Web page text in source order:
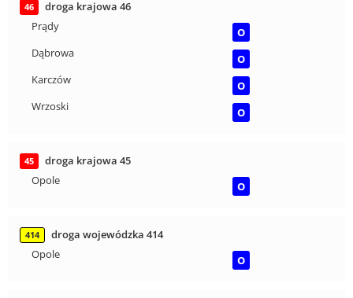
46
droga krajowa 46
Prądy
O
Dąbrowa
O
Karczów
O
Wrzoski
O
45
droga krajowa 45
Opole
O
414
droga wojewódzka 414
Opole
O